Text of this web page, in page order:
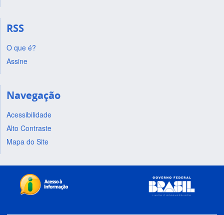
RSS
O que é?
Assine
Navegação
Acessibilidade
Alto Contraste
Mapa do Site